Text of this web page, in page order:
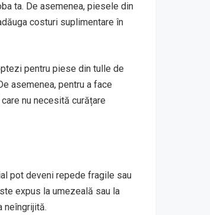
ta. De asemenea, piesele din
costuri suplimentare în
pentru piese din tulle de
asemenea, pentru a face
nu necesită curățare
pot deveni repede fragile sau
expus la umezeală sau la
neîngrijită.